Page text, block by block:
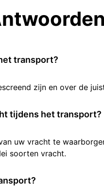
transport?
zijn en over de
tijdens het transport?
uw vracht te
soorten vracht.